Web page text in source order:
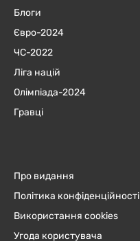
Блоги
Євро-2024
ЧC-2022
Ліга націй
Олімпіада-2024
Гравці
Про видання
Політика конфіденційності
Використання cookies
Угода користувача